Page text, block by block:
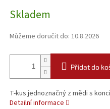
cena:
Skladem
Můžeme doručit do: 10.8.2026
Přidat do
T-kus jednoznačný z mědi s
Detailní informace